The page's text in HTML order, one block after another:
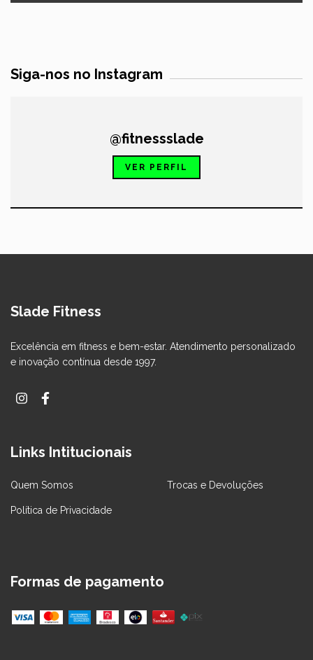
Siga-nos no Instagram
@fitnessslade
VER PERFIL
Slade Fitness
Excelência em fitness e bem-estar. Atendimento personalizado
e inovação contínua desde 1997.
Links Intitucionais
Quem Somos Trocas e Devoluções
Política de Privacidade
Formas de pagamento